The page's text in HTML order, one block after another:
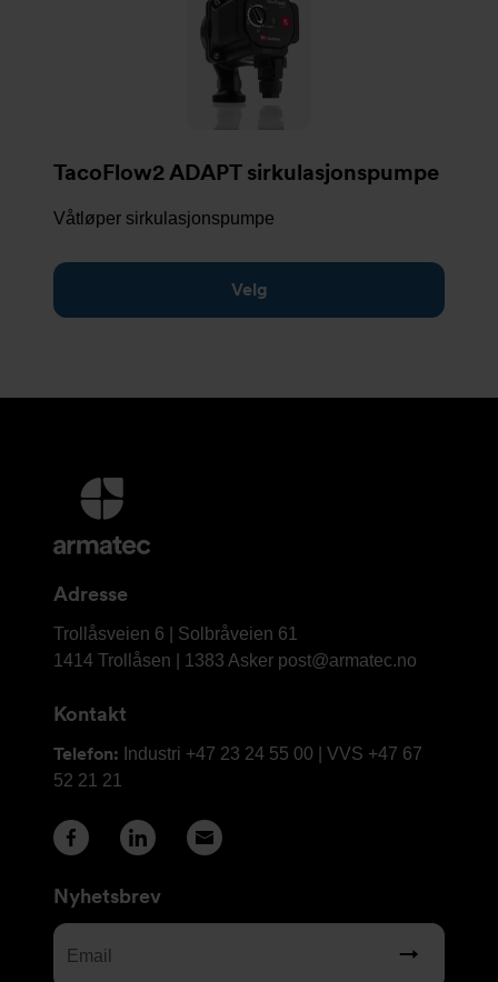
TacoFlow2 ADAPT sirkulasjonspumpe
Våtløper sirkulasjonspumpe
Velg
Mer
informasjon
og
Adresse
Armatec
AS
Trollåsveien 6 | Solbråveien 61
1414 Trollåsen | 1383 Asker post@armatec.no
Kontakt
Telefon: Industri +47 23 24 55 00 | VVS +47 67
52 21 21
Nyhetsbrev
Email
(Required)